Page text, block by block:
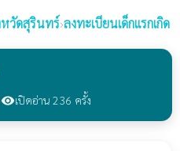
หวัดสุรินทร์›ลงทะเบียนเด็กแรกเกิด
visibilityเปิดอ่าน 236 ครั้ง